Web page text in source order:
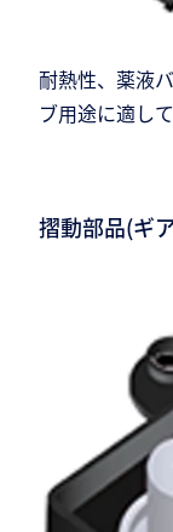
耐熱性、薬液
ブ用途に適して
摺動部品(ギ